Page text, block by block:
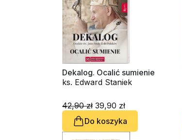
Dekalog. Ocalić sumienie
ks. Edward Staniek
42,90 zł 39,90 zł
Do koszyka